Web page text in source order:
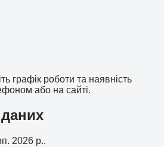
графік роботи та наявність
або на сайті.
2026 р..